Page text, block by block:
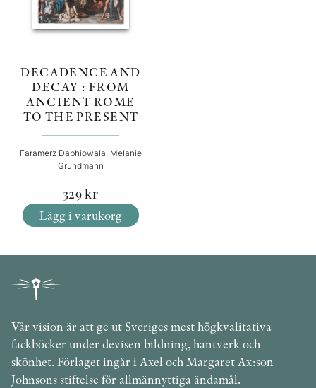
DECADENCE AND
DECAY : FROM
ANCIENT ROME
TO THE PRESENT
Faramerz Dabhiowala, Melanie
Grundmann
329kr
Lägg i varukorg
Vår vision är att ge ut Sveriges mest högkvalitativa
fackböcker under devisen bildning, hantverk och
skönhet. Förlaget ingår i Axel och Margaret Ax:son
Johnsons stiftelse för allmännyttiga ändamål.